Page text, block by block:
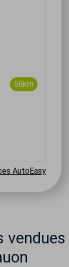
56km
AutoEasy
vendues